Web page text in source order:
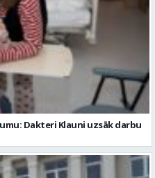
Dakteri Klauni uzsāk darbu